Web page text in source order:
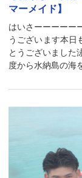
マーメイド】
はいさーーーーー
うございます本日
とうございました
度から水納島の海